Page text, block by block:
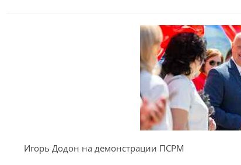
Игорь Додон на демонстрации ПСРМ